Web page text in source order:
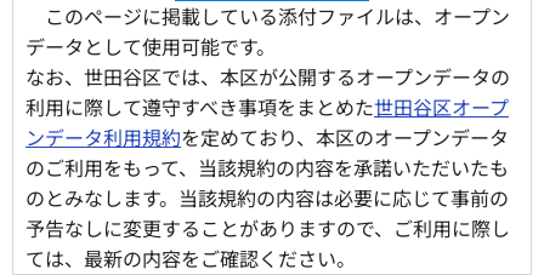
このページに掲載している添付ファイルは、オープン
データとして使用可能です。
なお、世田谷区では、本区が公開するオープンデータの
利用に際して遵守すべき事項をまとめた世田谷区オープ
ンデータ利用規約を定めており、本区のオープンデータ
のご利用をもって、当該規約の内容を承諾いただいたも
のとみなします。当該規約の内容は必要に応じて事前の
予告なしに変更することがありますので、ご利用に際し
ては、最新の内容をご確認ください。